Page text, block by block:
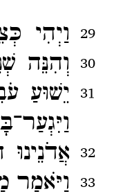
29 וַיְהִי
30 וְהִנֵּה
יֵשׁוּעַ 31
אֲדֹנֵינוּ 32
וַיֹּאמַר 33